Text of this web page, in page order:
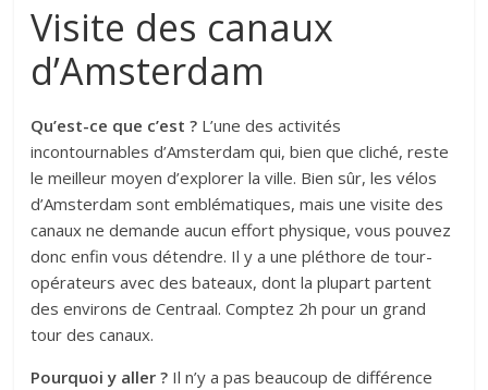
Visite des canaux
d’Amsterdam
Qu’est-ce que c’est ? L’une des activités
incontournables d’Amsterdam qui, bien que cliché, reste
le meilleur moyen d’explorer la ville. Bien sûr, les vélos
d’Amsterdam sont emblématiques, mais une visite des
canaux ne demande aucun effort physique, vous pouvez
donc enfin vous détendre. Il y a une pléthore de tour-
opérateurs avec des bateaux, dont la plupart partent
des environs de Centraal. Comptez 2h pour un grand
tour des canaux.
Pourquoi y aller ? Il n’y a pas beaucoup de différence